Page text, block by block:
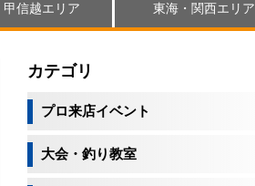
甲信越エリア 東海・関西エリア
カテゴリ
プロ来店イベント
大会・釣り教室